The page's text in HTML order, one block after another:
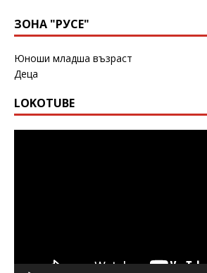
ЗОНА "РУСЕ"
Юноши младша възраст
Деца
LOKOTUBE